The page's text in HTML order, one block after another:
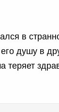
в
душу в
теряет